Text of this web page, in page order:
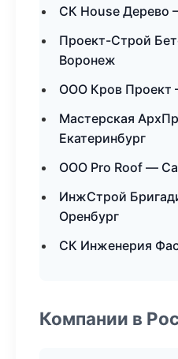
СК House Дерево
Проект-Строй
Воронеж
ООО Кров Проект
Мастерская
Екатеринбург
ООО Pro Roof —
ИнжСтрой
Оренбург
СК Инженерия
Компании в